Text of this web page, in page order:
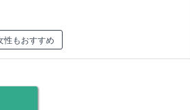
性もおすすめ